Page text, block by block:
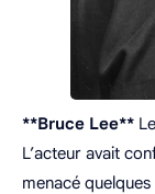
**Bruce Lee**
L’acteur avait
menacé